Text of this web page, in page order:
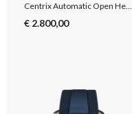
Centrix Automatic Open Heart
€ 2.800,00